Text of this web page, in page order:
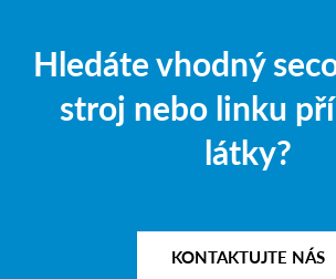
Hledáte vhodný
stroj nebo linku
látky?
KONTAKTUJTE NÁS